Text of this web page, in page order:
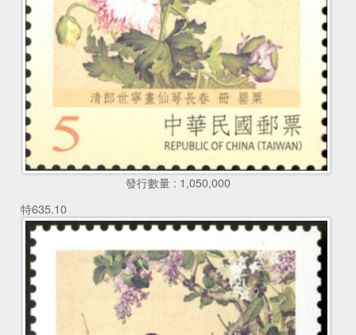
發行數量 : 1,050,000
特635.10